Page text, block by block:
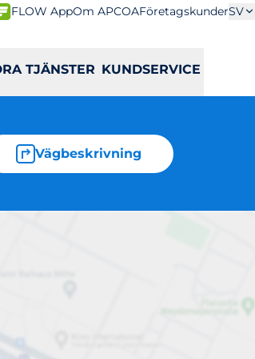
FLOW AppOm APCOAFöretagskunderSV
TJÄNSTER KUNDSERVICE
Vägbeskrivning